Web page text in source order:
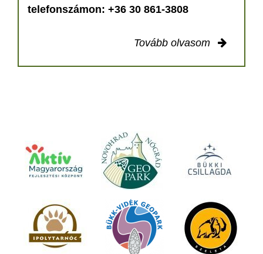
telefonszámon: +36 30 861-3808
Tovább olvasom